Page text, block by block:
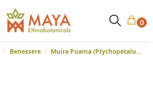
0
/ Benessere / Muira Puama (Ptychopetalum olacoides) – Radice sminuzzata dal Brasile